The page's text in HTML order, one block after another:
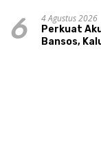
6
4 Agustus 2026
Perkuat
Bansos,